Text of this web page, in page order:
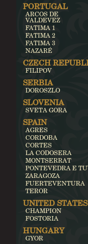
PORTUGAL
ARCOS DE
VALDEVEZ
FATIMA 1
FATIMA 2
FATIMA 3
NAZARÉ
CZECH
FILIPOV
SERBIA
DOROSZLO
SLOVENIA
SVETA GORA
SPAIN
AGRES
CORDOBA
CORTES
LA CODOSERA
MONTSERRAT
PONTEVEDRA E
ZARAGOZA
FUERTEVENTURA
TEROR
UNITED STATES
CHAMPION
FOSTORIA
HUNGARY
GYOR